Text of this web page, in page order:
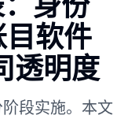
软件
透明度
段实施。本文